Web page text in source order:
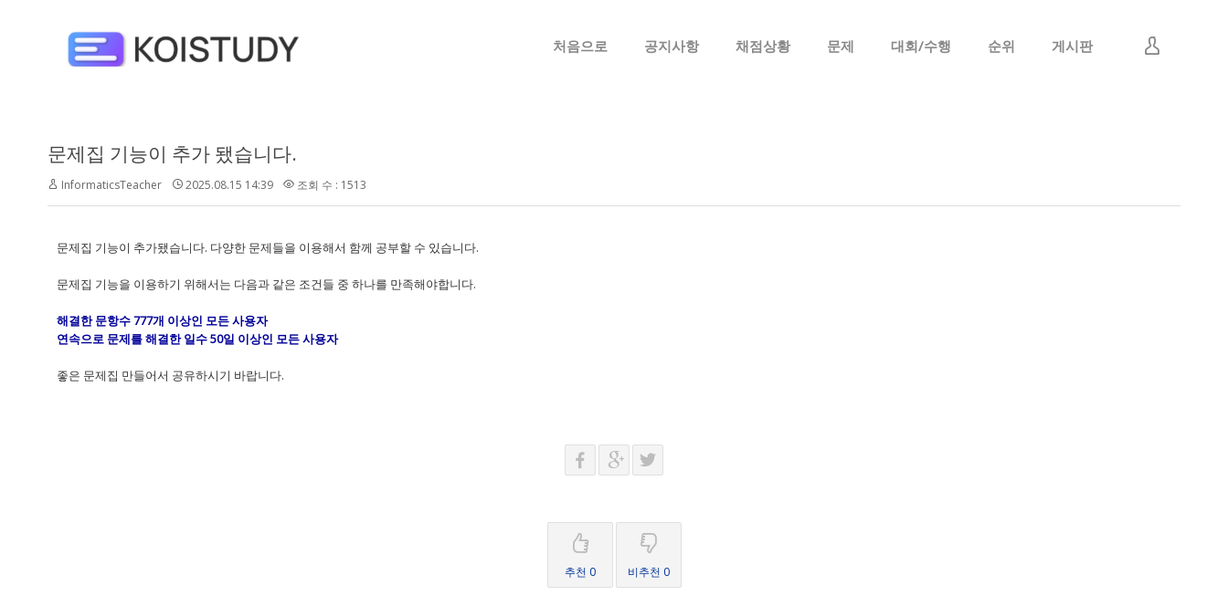
처음으로 공지사항 채점상황 문제 대회/수행 순위 게시판
문제집 기능이 추가 됐습니다.
InformaticsTeacher 2025.08.15 14:39 조회 수 : 1513
문제집 기능이 추가됐습니다. 다양한 문제들을 이용해서 함께 공부할 수 있습니다.
문제집 기능을 이용하기 위해서는 다음과 같은 조건들 중 하나를 만족해야합니다.
해결한 문항수 777개 이상인 모든 사용자
연속으로 문제를 해결한 일수 50일 이상인 모든 사용자
좋은 문제집 만들어서 공유하시기 바랍니다.
추천 0 비추천 0